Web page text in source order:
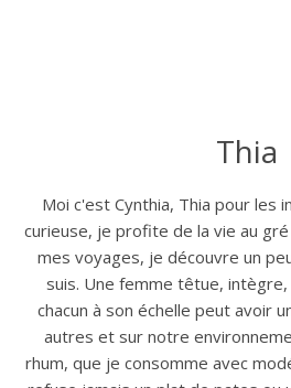
Thia
Moi c'est Cynthia, Thia pour les
curieuse, je profite de la vie au
mes voyages, je découvre un
suis. Une femme têtue,
chacun à son échelle peut avoir
autres et sur notre
rhum, que je consomme avec